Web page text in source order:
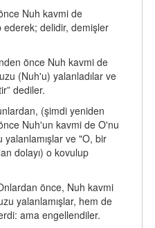
Nuh kavmi de
ederek; delidir, demişler
önce Nuh kavmi de
(Nuh'u) yalanladılar ve
dediler.
(şimdi yeniden
Nuh'un kavmi de O'nu
yalanlamışlar ve "O, bir
dolayı) o kovulup
önce, Nuh kavmi
yalanlamışlar, hem de
ama engellendiler.